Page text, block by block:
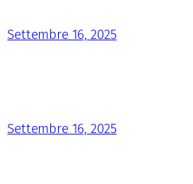
Settembre 16, 2025
Settembre 16, 2025